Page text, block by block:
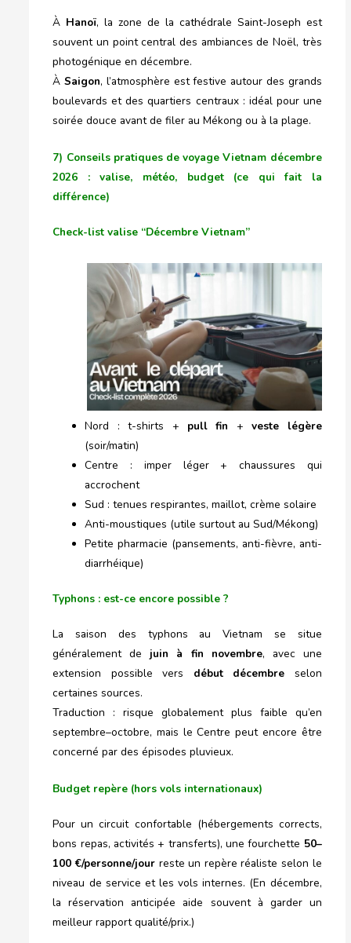
À Hanoï, la zone de la cathédrale Saint-Joseph est
souvent un point central des ambiances de Noël, très
photogénique en décembre.
ÀSaigon, l’atmosphère est festive autour des grands
boulevards et des quartiers centraux : idéal pour une
soirée douce avant de filer au Mékong ou à la plage.
7) Conseils pratiques de voyage Vietnam décembre
2026 : valise, météo, budget (ce qui fait la
différence)
Check-list valise “Décembre Vietnam”
Nord : t-shirts + pull fin +veste légère
(soir/matin)
Centre : imper léger + chaussures qui
accrochent
Sud : tenues respirantes, maillot, crème solaire
Anti-moustiques (utile surtout au Sud/Mékong)
Petite pharmacie (pansements, anti-fièvre, anti-
diarrhéique)
Typhons : est-ce encore possible ?
La saison des typhons au Vietnam se situe
généralement de juin à fin novembre, avec une
extension possible vers début décembre selon
certaines sources.
Traduction : risque globalement plus faible qu’en
septembre–octobre, mais le Centre peut encore être
concerné par des épisodes pluvieux.
Budget repère (hors vols internationaux)
Pour un circuit confortable (hébergements corrects,
bons repas, activités + transferts), une fourchette 50–
100 €/personne/jourreste un repère réaliste selon le
niveau de service et les vols internes. (En décembre,
la réservation anticipée aide souvent à garder un
meilleur rapport qualité/prix.)